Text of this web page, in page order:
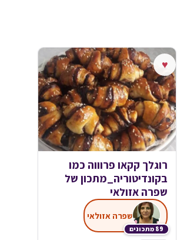
♥
רוגלך קקאו פרוווה כמו
בקונדיטוריה_מתכון של
שפרה אזולאי
89 מתכונים
שפרה אזולאי